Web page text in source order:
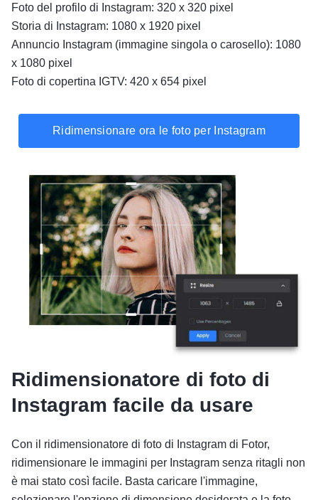
Foto del profilo di Instagram: 320 x 320 pixel
Storia di Instagram: 1080 x 1920 pixel
Annuncio Instagram (immagine singola o carosello): 1080
x 1080 pixel
Foto di copertina IGTV: 420 x 654 pixel
Ridimensionare ora le foto per Instagram
Ridimensionatore di foto di
Instagram facile da usare
Con il ridimensionatore di foto di Instagram di Fotor,
ridimensionare le immagini per Instagram senza ritagli non
è mai stato così facile. Basta caricare l'immagine,